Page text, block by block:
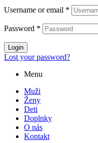
Username or email *
Password *
Login
Lost your password?
Menu
Muži
Ženy
Deti
Doplnky
O nás
Kontakt